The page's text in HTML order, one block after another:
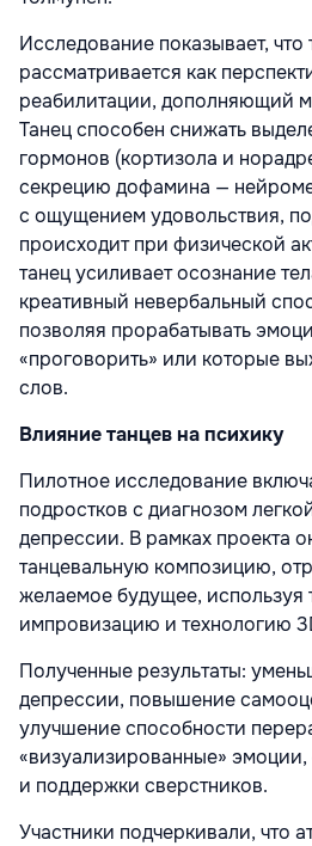
Исследование показывает, что
рассматривается как
реабилитации, дополняющий
Танец способен снижать
гормонов (кортизола и
секрецию дофамина —
с ощущением удовольствия,
происходит при физической
танец усиливает осознание
креативный невербальный
позволяя прорабатывать
«проговорить» или которые
слов.
Влияние танцев на психику
Пилотное исследование
подростков с диагнозом
депрессии. В рамках проекта
танцевальную композицию,
желаемое будущее, используя
импровизацию и технологию
Полученные результаты:
депрессии, повышение
улучшение способности
«визуализированные»
и поддержки сверстников.
Участники подчеркивали, что